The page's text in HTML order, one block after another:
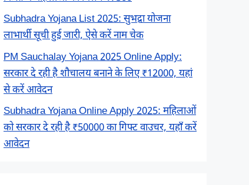
Subhadra Yojana List 2025: सुभद्रा योजना
लाभार्थी सूची हुई जारी, ऐसे करें नाम चेक
PM Sauchalay Yojana 2025 Online Apply:
सरकार दे रही है शौचालय बनाने के लिए ₹12000, यहां
से करें आवेदन
Subhadra Yojana Online Apply 2025: महिलाओं
को सरकार दे रही है ₹50000 का गिफ्ट वाउचर, यहाँ करें
आवेदन